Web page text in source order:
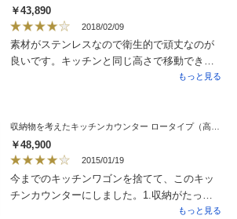
収納に丁度良かったです。素材選びに迷いま
したが、シンプルなステンレスにして大正解
でした。
￥43,890
2018/02/09
素材がステンレスなので衛生的で頑丈なのが
良いです。キッチンと同じ高さで移動できる
ところも良いです。２段の棚に物が置けると
めは面倒なのではずして使っています。足踏
みで開閉できればもっと便利かと思います。
値段が高いのが欠点ですが思い切って買って
良かったです。
もっと見る
収納物を考えたキッチンカウンター ロータイプ（高さ85cm） 幅59.5cm
￥48,900
2015/01/19
今までのキッチンワゴンを捨てて、このキッ
チンカウンターにしました。1.収納がたっぷ
りできていいです。3段の引き出しのように見
もっと見る